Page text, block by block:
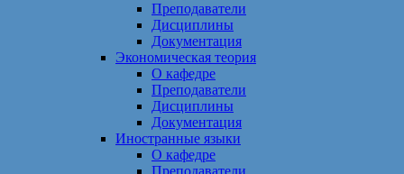
Преподаватели
Дисциплины
Документация
Экономическая теория
О кафедре
Преподаватели
Дисциплины
Документация
Иностранные языки
О кафедре
Преподаватели